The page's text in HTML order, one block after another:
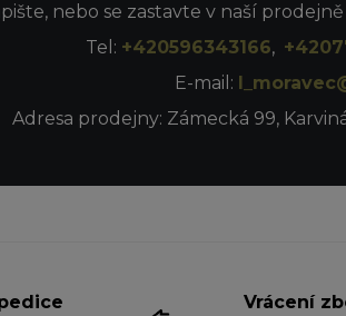
nebo se zastavte v naší prodejně
Tel: +420596343166,
E-mail:
Adresa prodejny: Zámecká 99, Karviná
Vrácení